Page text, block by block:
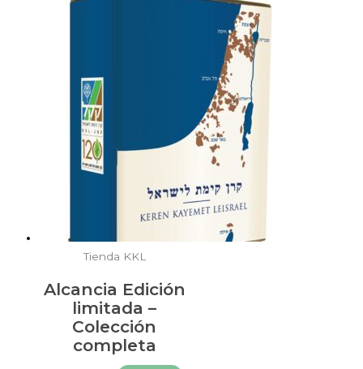
Tienda KKL
Alcancia Edición
limitada –
Colección
completa